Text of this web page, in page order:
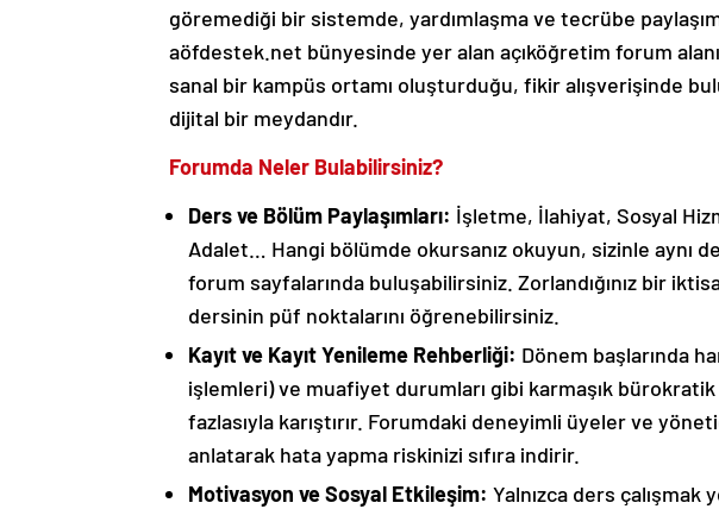
göremediği bir sistemde, yardımlaşma ve tecrübe
aöfdestek.net bünyesinde yer alan açıköğretim forum
sanal bir kampüs ortamı oluşturduğu, fikir alışverişinde
dijital bir meydandır.
Forumda Neler Bulabilirsiniz?
Ders ve Bölüm Paylaşımları: İşletme, İlahiyat, Sosyal
Adalet… Hangi bölümde okursanız okuyun, sizinle aynı
forum sayfalarında buluşabilirsiniz. Zorlandığınız bir
dersinin püf noktalarını öğrenebilirsiniz.
Kayıt ve Kayıt Yenileme Rehberliği: Dönem başlarında
işlemleri) ve muafiyet durumları gibi karmaşık
fazlasıyla karıştırır. Forumdaki deneyimli üyeler ve
anlatarak hata yapma riskinizi sıfıra indirir.
Motivasyon ve Sosyal Etkileşim: Yalnızca ders